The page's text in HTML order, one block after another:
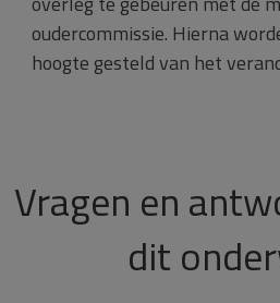
oudercommissie. Hierna
hoogte gesteld van het
Vragen en
dit